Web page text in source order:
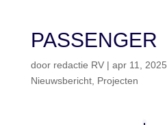
PASSENGER
door redactie RV| apr 11, 2025
Nieuwsbericht, Projecten